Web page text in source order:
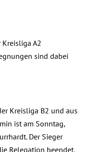
A2
sind dabei
Kreisliga B2 und aus
ist am Sonntag,
Der Sieger
Relegation beendet.